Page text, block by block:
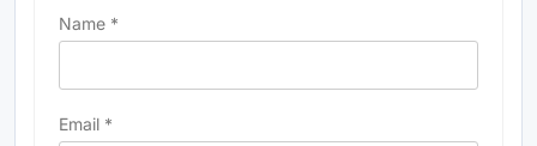
Name *
Email *